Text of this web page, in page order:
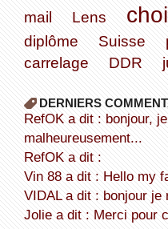
mail
Lens
diplôme Suisse
carrelage
DDR
DERNIERS
refOK a dit : bonjour, je ne peux
malheureusement...
refOK a dit :
Vin 88 a dit : Hello my
VIDAL a dit : bonjour
Jolie a dit : Merci pour